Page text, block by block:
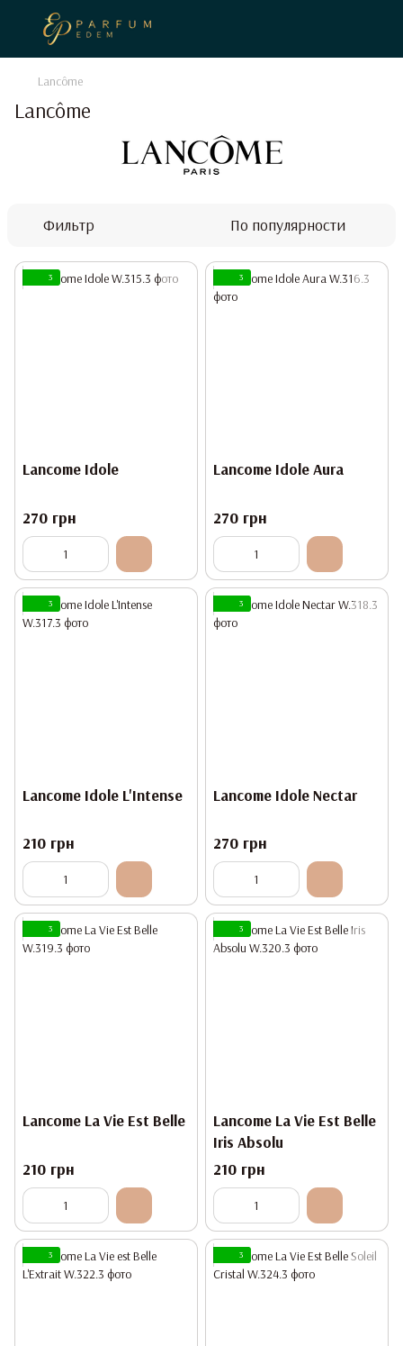
Lancôme
Lancôme
Фильтр По популярности
3
Lancome Idole
270 грн
3
Lancome Idole Aura
270 грн
3
Lancome Idole L'Intense
210 грн
3
Lancome Idole Nectar
270 грн
3
Lancome La Vie Est Belle
210 грн
3
Lancome La Vie Est Belle
Iris Absolu
210 грн
3 3